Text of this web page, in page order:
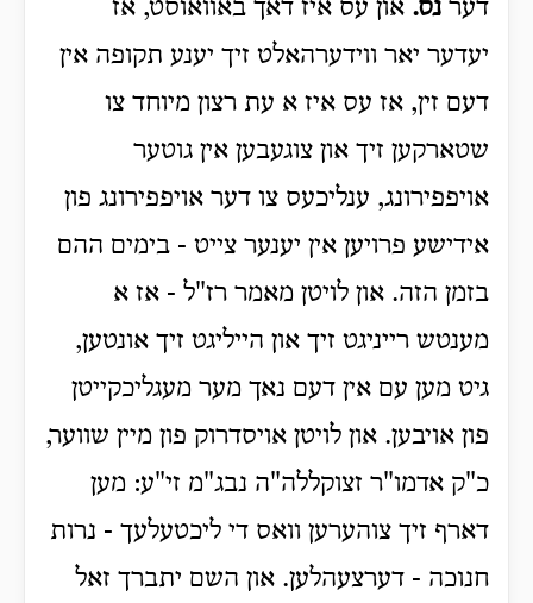
דער נס. און עס איז דאך באוואוסט, אז
יעדער יאר ווידערהאלט זיך יענע תקופה אין
דעם זין, אז עס איז א עת רצון מיוחד צו
שטארקען זיך און צוגעבען אין גוטער
אויפפירונג, ענליכעס צו דער אויפפירונג פון
אידישע פרויען אין יענער צייט - בימים ההם
בזמן הזה. און לויטן מאמר רז"ל - אז א
מענטש רייניגט זיך און הייליגט זיך אונטען,
גיט מען עם אין דעם נאך מער מעגליכקייטן
פון אויבען. און לויטן אויסדרוק פון מיין שווער,
כ"ק אדמו"ר זצוקללה"ה נבג"מ זי"ע: מען
דארף זיך צוהערען וואס די ליכטעלעך - נרות
חנוכה - דערצעהלען. און השם יתברך זאל